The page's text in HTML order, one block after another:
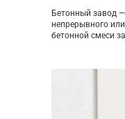
Бетонный завод
непрерывного
бетонной смеси